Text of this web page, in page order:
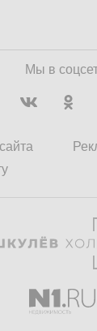
Мы в